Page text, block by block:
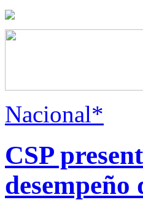
Nacional*
CSP
desempeño